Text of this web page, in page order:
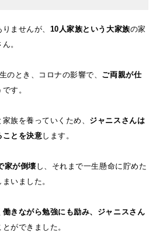
ませんが、 10人家族という大家族の家
。
のとき、コロナの影響で、 ご両親が仕
す。
族を養っていくため、 ジャニスさんは
ことを決意します。
家が倒壊し、それまで一生懸命に貯めた
いました。
働きながら勉強にも励み、ジャニスさん
ができました。